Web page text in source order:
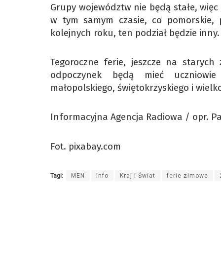
Grupy województw nie będą stałe,
w tym samym czasie, co pomorskie,
kolejnych roku, ten podział będzie inny.
Tegoroczne ferie, jeszcze na
odpoczynek będą mieć
małopolskiego, świętokrzyskiego i
Informacyjna Agencja Radiowa / opr.
Fot. pixabay.com
Tagi: MEN info Kraj i Świat ferie zimowe